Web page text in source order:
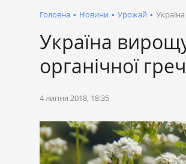
Головна • Новини • Урожай •
Україна
органічної
4 липня 2018, 18:35